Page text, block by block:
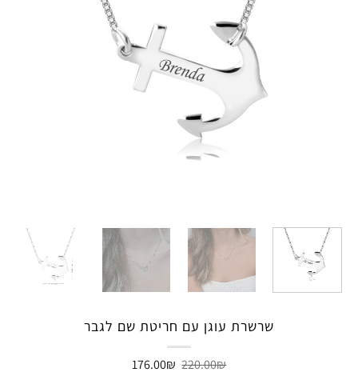
שרשרת עוגן עם חריטת שם לגבר
220.00₪ המחיר
176.00₪